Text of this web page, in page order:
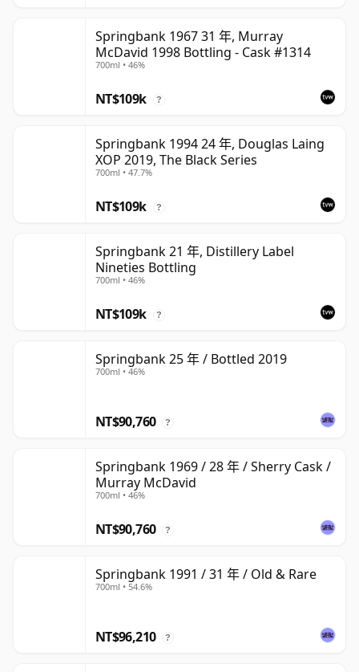
Springbank 1967 31 年, Murray
McDavid 1998 Bottling - Cask #1314
700ml • 46%
NT$109k ?
Springbank 1994 24 年, Douglas Laing
XOP 2019, The Black Series
700ml • 47.7%
NT$109k ?
Springbank 21 年, Distillery Label
Nineties Bottling
700ml • 46%
NT$109k ?
Springbank 25 年 / Bottled 2019
700ml • 46%
NT$90,760 ?
Springbank 1969 / 28 年 / Sherry Cask /
Murray McDavid
700ml • 46%
NT$90,760 ?
Springbank 1991 / 31 年 / Old & Rare
700ml • 54.6%
NT$96,210 ?